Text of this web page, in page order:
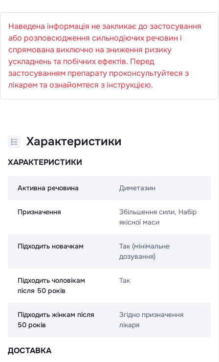
Наведена інформація не закликає до застосування
або розповсюдження сильнодіючих речовин і
спрямована виключно на зниження ризику
ускладнень та побічних ефектів. Перед
застосуванням препарату проконсультуйтеся з
лікарем та ознайомтеся з інструкцією.
Характеристики
ХАРАКТЕРИСТИКИ
Активна речовина Диметазин
Призначення
Збільшення сили, Набір
якісної маси
Підходить новачкам
Так (мінімальне
дозування)
Підходить чоловікам
після 50 років
Так
Підходить жінкам після
50 років
Згідно призначення
лікаря
ДОСТАВКА